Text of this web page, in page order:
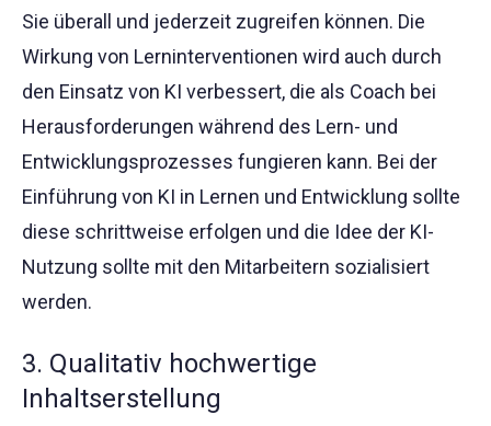
Sie überall und jederzeit zugreifen können. Die
Wirkung von Lerninterventionen wird auch durch
den Einsatz von KI verbessert, die als Coach bei
Herausforderungen während des Lern- und
Entwicklungsprozesses fungieren kann. Bei der
Einführung von KI in Lernen und Entwicklung sollte
diese schrittweise erfolgen und die Idee der KI-
Nutzung sollte mit den Mitarbeitern sozialisiert
werden.
3. Qualitativ hochwertige
Inhaltserstellung